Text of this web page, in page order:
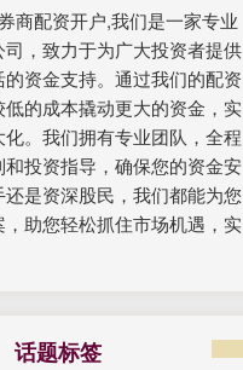
商配资开户,我们是一家专业
，致力于为广大投资者提供
资金支持。通过我们的配资
的成本撬动更大的资金，实
。我们拥有专业团队，全程
投资指导，确保您的资金安
是资深股民，我们都能为您
助您轻松抓住市场机遇，实
话题标签